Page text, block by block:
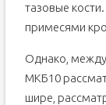
тазовые
примесями
Однако,
МКБ10
шире,